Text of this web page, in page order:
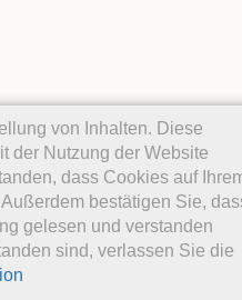
von Inhalten. Diese
der Nutzung der Website
dass Cookies auf
bestätigen Sie,
gelesen und verstanden
sind, verlassen Sie die